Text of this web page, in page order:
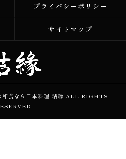
プライバシーポリシー
サイトマップ
和食なら日本料理 結縁 ALL RIGHTS